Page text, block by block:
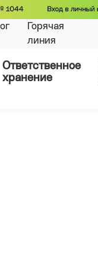
Горячая
линия
Ответственное
хранение